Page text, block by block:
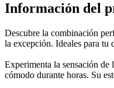
Información del
Descubre la combinación
la excepción. Ideales para tu
Experimenta la sensación de
cómodo durante horas. Su